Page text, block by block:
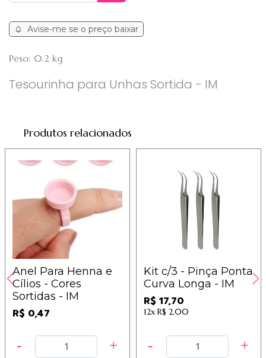
Avise-me se o preço baixar
Peso: 0.2 kg
Tesourinha para Unhas Sortida - IM
Produtos relacionados
Anel Para Henna e
Cílios - Cores
Sortidas - IM
R$ 0,47
Kit c/3 - Pinça Ponta
Curva Longa - IM
R$ 17,70
12x R$ 2,00